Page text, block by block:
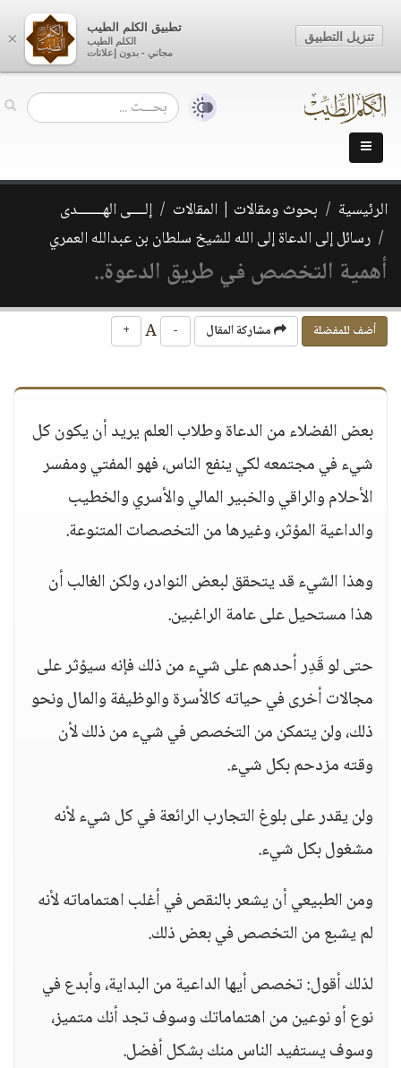
الرئيسية بحوث ومقالات | المقالات
إلــــى الهـــــــدى
رسائل إلى الدعاة إلى الله للشيخ سلطان بن عبدالله العمري
أهمية التخصص في طريق الدعوة..
أضف للمفضلة مشاركة المقال -
+
بعض الفضلاء من الدعاة وطلاب العلم يريد أن يكون كل
شيء في مجتمعه لكي ينفع الناس، فهو المفتي ومفسر
الأحلام والراقي والخبير المالي والأسري والخطيب
والداعية المؤثر، وغيرها من التخصصات المتنوعة.
وهذا الشيء قد يتحقق لبعض النوادر، ولكن الغالب أن
هذا مستحيل على عامة الراغبين.
حتى لو قَدِر أحدهم على شيء من ذلك فإنه سيؤثر على
مجالات أخرى في حياته كالأسرة والوظيفة والمال ونحو
ذلك، ولن يتمكن من التخصص في شيء من ذلك لأن
وقته مزدحم بكل شيء.
ولن يقدر على بلوغ التجارب الرائعة في كل شيء لأنه
مشغول بكل شيء.
ومن الطبيعي أن يشعر بالنقص في أغلب اهتماماته لأنه
لم يشبع من التخصص في بعض ذلك.
لذلك أقول: تخصص أيها الداعية من البداية، وأبدع في
نوع أو نوعين من اهتماماتك وسوف تجد أنك متميز،
وسوف يستفيد الناس منك بشكل أفضل.
×
تطبيق الكلم الطيب
الكلم الطيب
مجاني - بدون إعلانات
تنزيل التطبيق